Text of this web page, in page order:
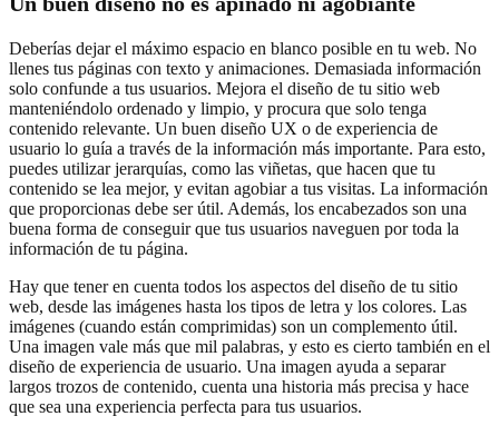
Deberías dejar el máximo espacio en blanco posible en tu web. No
llenes tus páginas con texto y animaciones. Demasiada información
solo confunde a tus usuarios. Mejora el diseño de tu sitio web
manteniéndolo ordenado y limpio, y procura que solo tenga
contenido relevante. Un buen diseño UX o de experiencia de
usuario lo guía a través de la información más importante. Para esto,
puedes utilizar jerarquías, como las viñetas, que hacen que tu
contenido se lea mejor, y evitan agobiar a tus visitas. La información
que proporcionas debe ser útil. Además, los encabezados son una
buena forma de conseguir que tus usuarios naveguen por toda la
información de tu página.
Hay que tener en cuenta todos los aspectos del diseño de tu sitio
web, desde las imágenes hasta los tipos de letra y los colores. Las
imágenes (cuando están comprimidas) son un complemento útil.
Una imagen vale más que mil palabras, y esto es cierto también en el
diseño de experiencia de usuario. Una imagen ayuda a separar
largos trozos de contenido, cuenta una historia más precisa y hace
que sea una experiencia perfecta para tus usuarios.